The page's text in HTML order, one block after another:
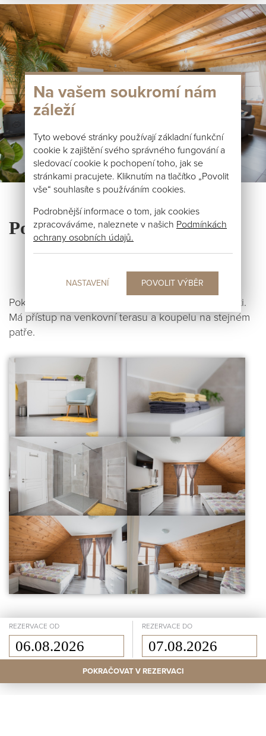
Na vašem soukromí nám
záleží
Tyto webové stránky používají základní funkční
cookie k zajištění svého správného fungování a
sledovací cookie k pochopení toho, jak se
stránkami pracujete. Kliknutím na tlačítko „Povolit
vše“ souhlasíte s používáním cookies.
Podrobnější informace o tom, jak cookies
zpracováváme, naleznete v našich Podmínkách
ochrany osobních údajů.
NASTAVENÍ
Pokoj s přístupem na terasu
Pokoj se nachází v přízemí u společenské mistnosti.
Má přístup na venkovní terasu a koupelu na stejném
patře.
REZERVACE OD REZERVACE DO
POKRAČOVAT V REZERVACI